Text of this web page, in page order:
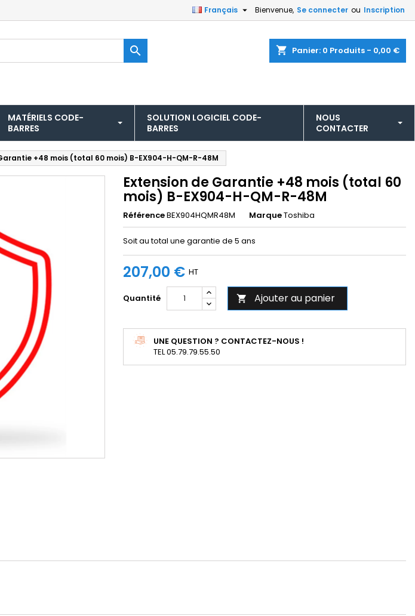
Bienvenue, Se connecter ou Inscription
Français 
shopping_cart Panier: 0 Produits - 0,00 €

MATÉRIELS CODE-
BARRES
SOLUTION LOGICIEL CODE-
BARRES
NOUS
CONTACTER
+48 mois (total 60 mois) B-EX904-H-QM-R-48M
Extension de Garantie +48 mois (total 60
mois) B-EX904-H-QM-R-48M
RéférenceBEX904HQMR48M MarqueToshiba
Soit au total une garantie de 5 ans
207,00 € HT
Quantité  Ajouter au panier
UNE QUESTION ? CONTACTEZ-NOUS !
TEL 05.79.79.55.50